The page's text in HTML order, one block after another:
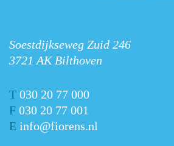
Soestdijkseweg Zuid 246
3721 AK Bilthoven
T 030 20 77 000
F 030 20 77 001
E info@fiorens.nl